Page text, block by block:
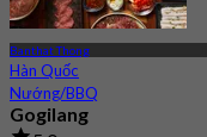
Banthat Thong
Hàn Quốc
Nướng/BBQ
Gogilang